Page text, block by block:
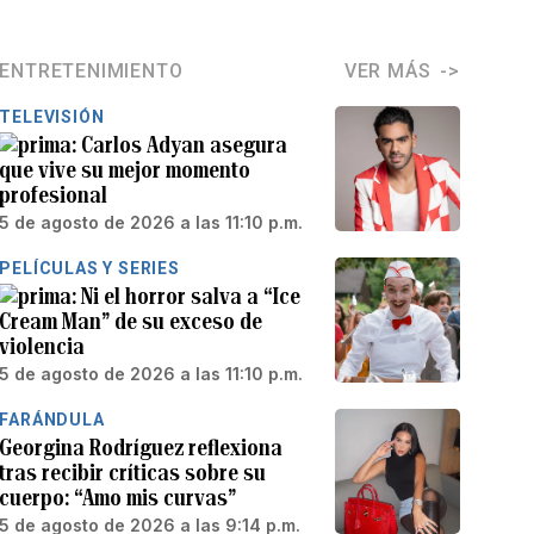
ENTRETENIMIENTO VER MÁS
TELEVISIÓN
Carlos Adyan asegura
que vive su mejor momento
profesional
5 de agosto de 2026 a las 11:10 p.m.
PELÍCULAS Y SERIES
Ni el horror salva a “Ice
Cream Man” de su exceso de
violencia
5 de agosto de 2026 a las 11:10 p.m.
FARÁNDULA
Georgina Rodríguez reflexiona
tras recibir críticas sobre su
cuerpo: “Amo mis curvas”
5 de agosto de 2026 a las 9:14 p.m.